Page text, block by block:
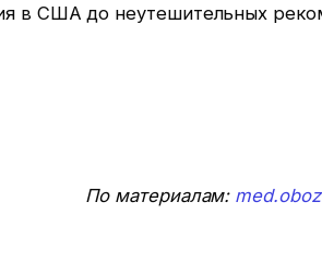
в США до неутешительных
По материалам: